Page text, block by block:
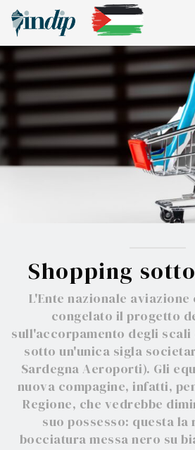
Shopping
L'Ente nazionale
congelato il progetto
sull'accorpamento degli scali
sotto un'unica sigla
Sardegna Aeroporti). Gli
nuova compagine, infatti,
Regione, che vedrebbe
suo possesso: questa la
bocciatura messa nero su